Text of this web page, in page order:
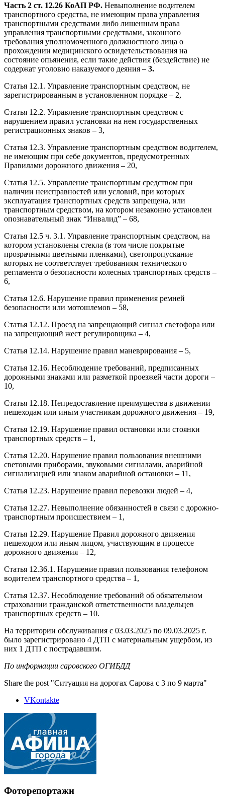
Часть 2 ст. 12.26 КоАП РФ. Невыполнение водителем
транспортного средства, не имеющим права управления
транспортными средствами либо лишенным права
управления транспортными средствами, законного
требования уполномоченного должностного лица о
прохождении медицинского освидетельствования на
состояние опьянения, если такие действия (бездействие) не
содержат уголовно наказуемого деяния– 3.
Статья 12.1. Управление транспортным средством, не
зарегистрированным в установленном порядке – 2,
Статья 12.2. Управление транспортным средством с
нарушением правил установки на нем государственных
регистрационных знаков – 3,
Статья 12.3. Управление транспортным средством водителем,
не имеющим при себе документов, предусмотренных
Правилами дорожного движения – 20,
Статья 12.5. Управление транспортным средством при
наличии неисправностей или условий, при которых
эксплуатация транспортных средств запрещена, или
транспортным средством, на котором незаконно установлен
опознавательный знак “Инвалид” – 68,
Статья 12.5 ч. 3.1. Управление транспортным средством, на
котором установлены стекла (в том числе покрытые
прозрачными цветными пленками), светопропускание
которых не соответствует требованиям технического
регламента о безопасности колесных транспортных средств –
6,
Статья 12.6. Нарушение правил применения ремней
безопасности или мотошлемов – 58,
Статья 12.12. Проезд на запрещающий сигнал светофора или
на запрещающий жест регулировщика – 4,
Статья 12.14. Нарушение правил маневрирования – 5,
Статья 12.16. Несоблюдение требований, предписанных
дорожными знаками или разметкой проезжей части дороги –
10,
Статья 12.18. Непредоставление преимущества в движении
пешеходам или иным участникам дорожного движения – 19,
Статья 12.19. Нарушение правил остановки или стоянки
транспортных средств – 1,
Статья 12.20. Нарушение правил пользования внешними
световыми приборами, звуковыми сигналами, аварийной
сигнализацией или знаком аварийной остановки – 11,
Статья 12.23. Нарушение правил перевозки людей – 4,
Статья 12.27. Невыполнение обязанностей в связи с дорожно-
транспортным происшествием – 1,
Статья 12.29. Нарушение Правил дорожного движения
пешеходом или иным лицом, участвующим в процессе
дорожного движения – 12,
Статья 12.36.1. Нарушение правил пользования телефоном
водителем транспортного средства – 1,
Статья 12.37. Несоблюдение требований об обязательном
страховании гражданской ответственности владельцев
транспортных средств – 10.
На территории обслуживания с 03.03.2025 по 09.03.2025 г.
было зарегистрировано 4 ДТП с материальным ущербом, из
них 1 ДТП с пострадавшим.
По информации саровского ОГИБДД
Share the post "Ситуация на дорогах Сарова с 3 по 9 марта"
VKontakte
Фоторепортажи